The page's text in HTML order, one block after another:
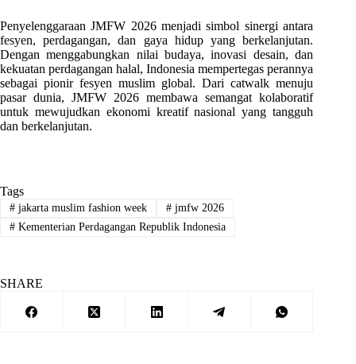
Penyelenggaraan JMFW 2026 menjadi simbol sinergi antara
fesyen, perdagangan, dan gaya hidup yang berkelanjutan.
Dengan menggabungkan nilai budaya, inovasi desain, dan
kekuatan perdagangan halal, Indonesia mempertegas perannya
sebagai pionir fesyen muslim global. Dari catwalk menuju
pasar dunia, JMFW 2026 membawa semangat kolaboratif
untuk mewujudkan ekonomi kreatif nasional yang tangguh
dan berkelanjutan.
Tags
#jakarta muslim fashion week #jmfw 2026
#Kementerian Perdagangan Republik Indonesia
SHARE